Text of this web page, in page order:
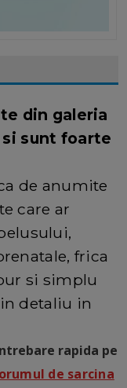
din galeria
si sunt foarte
de anumite
care ar
frica
si simplu
detaliu in
rapida pe
de sarcina